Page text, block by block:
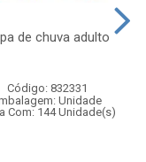
de chuva adulto
Código: 832331
Unidade
Com: 144 Unidade(s)